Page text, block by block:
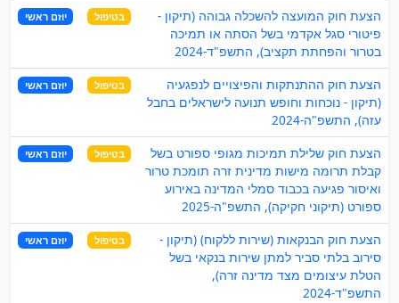
הצעת חוק המועצה להשכלה גבוהה (תיקון -
פיטורי סגל אקדמי בשל הסתה או תמיכה
בטרור והפחתת תקציב), התשפ"ד-2024
בטיפול יוזם ראשי
הצעת חוק ההתנתקות והפיצויים לנפגעיה
(תיקון - נוכחות וחופש תנועה לישראלים בחבל
עזה), התשפ"ה-2024
בטיפול יוזם ראשי
הצעת חוק שלילת תמיכות מגופי ספורט בשל
קבלת תרומה מישות מדינית זרה תומכת טרור
ואיסור פגיעה בכבוד סמלי המדינה באירוע
ספורט (תיקוני חקיקה), התשפ"ה-2025
בטיפול יוזם ראשי
הצעת חוק הבנקאות (שירות ללקוח) (תיקון -
סירוב בלתי סביר למתן שירות בנקאי בשל
הטלת עיצומים מצד מדינה זרה),
התשפ"ד-2024
בטיפול יוזם ראשי